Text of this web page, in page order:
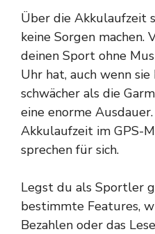
Über die Akkulaufzeit
keine Sorgen machen.
deinen Sport ohne
Uhr hat, auch wenn
schwächer als die
eine enorme
Akkulaufzeit im GPS-
sprechen für sich.
Legst du als Sportler
bestimmte Features,
Bezahlen oder das